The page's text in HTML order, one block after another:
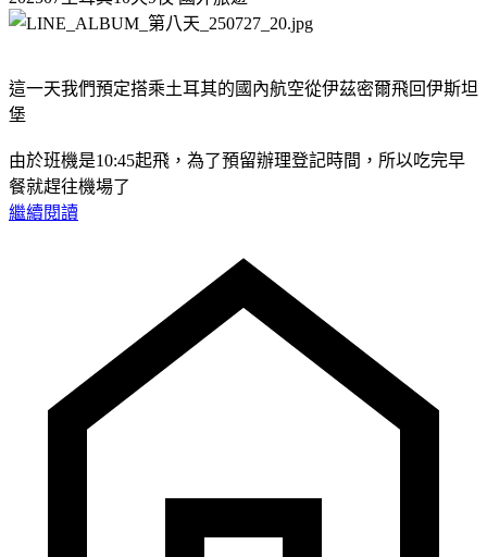
這一天我們預定搭乘土耳其的國內航空從伊茲密爾飛回伊斯坦
堡
由於班機是10:45起飛，為了預留辦理登記時間，所以吃完早
餐就趕往機場了
繼續閱讀